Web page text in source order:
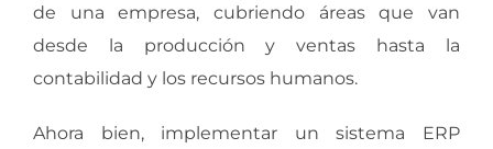
de una empresa, cubriendo áreas que van
desde la producción y ventas hasta la
contabilidad y los recursos humanos.
Ahora bien, implementar un sistema ERP